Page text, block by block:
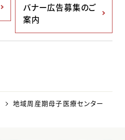
バナー広告募集のご
案内
地域周産期母子医療センター